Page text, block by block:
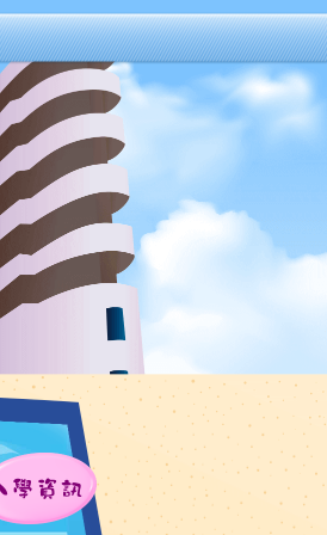
入學資訊